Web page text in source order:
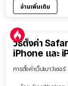
อ่านเพิ่มเติม
วิธีตั้งค่า
iPhone และ
การตั้งค่าเว็ปเบาว์เ